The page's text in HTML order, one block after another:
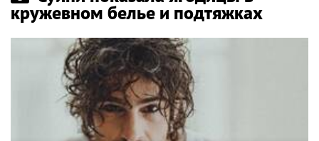
кружевном белье и подтяжках